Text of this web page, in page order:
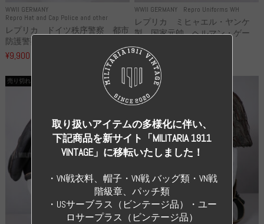
WWII GERMANY
Repro Hat and Cap Police and other
レプリカ ドイツ秩序警察 都市
防護警察 クラッシュキャップ...
¥9,900
WWII GERMANY Repro Uniforms WH
レプリカ ミヒャエル・ヤンケ
製 国家元帥 ヘルマン・ゲー
リ...
¥55,000
売り切れ 売り切れ
取り扱いアイテムの多様化に伴い、
下記商品を新サイト「MILITARIA 1911
VINTAGE」に移転いたしました！
・VN戦衣料、帽子・VN戦 バッグ類・VN戦
階級章、パッチ類
・USサーブラス（ビンテージ品）・ユー
ロサープラス（ビンテージ品）